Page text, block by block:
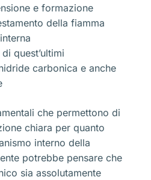
e formazione
della fiamma
quest’ultimi
carbonica e anche
che permettono di
chiara per quanto
interno della
potrebbe pensare che
sia assolutamente